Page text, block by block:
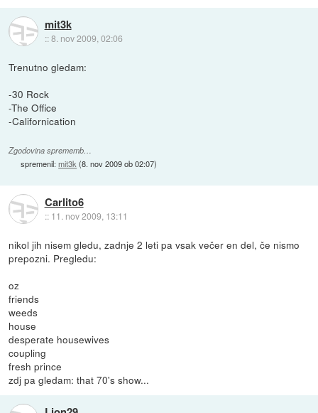
mit3k
::8. nov 2009, 02:06
Trenutno gledam:
-30 Rock
-The Office
-Californication
Zgodovina sprememb…
spremenil:mit3k (8. nov 2009 ob 02:07)
Carlito6
:: 11. nov 2009, 13:11
nikol jih nisem gledu, zadnje 2 leti pa vsak večer en del, če nismo
prepozni. Pregledu:
oz
friends
weeds
house
desperate housewives
coupling
fresh prince
zdj pa gledam: that 70's show...